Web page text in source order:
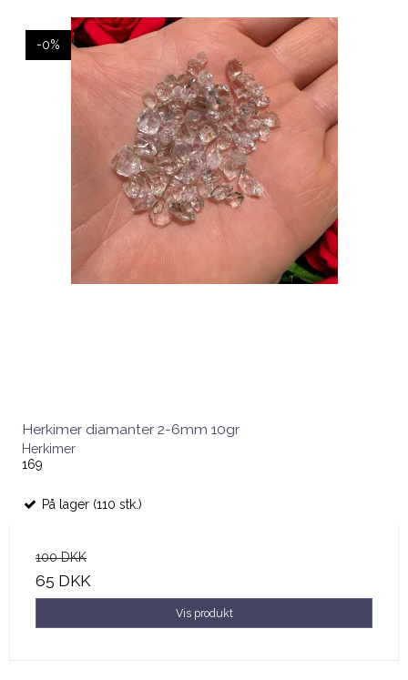
-0%
Herkimer diamanter 2-6mm 10gr
Herkimer
169
På lager (110 stk.)
100 DKK
65 DKK
Vis produkt